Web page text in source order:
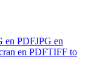
en PDFJPG en
en PDFTIFF to